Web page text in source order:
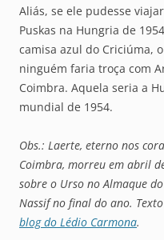
Aliás, se ele pudesse
Puskas na Hungria de
camisa azul do Criciúma,
ninguém faria troça com
Coimbra. Aquela seria a
mundial de 1954.
Obs.: Laerte, eterno nos
Coimbra, morreu em abril
sobre o Urso no Almaque
Nassif no final do ano.
blog do Lédio Carmona.